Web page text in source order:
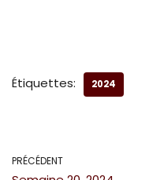
Étiquettes: 2024
PRÉCÉDENT